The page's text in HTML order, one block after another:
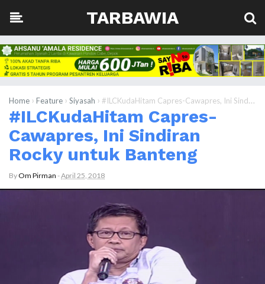
TARBAWIA
Home › Feature › Siyasah › #ILCKudaHitam Capres-Cawapres, Ini Sindiran Rocky untuk Banteng
#ILCKudaHitam Capres-
Cawapres, Ini Sindiran
Rocky untuk Banteng
ByOm Pirman -April 25, 2018